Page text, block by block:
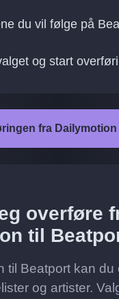
du vil følge på
og start
fra
overføre
til
til Beatport kan du
og artister.